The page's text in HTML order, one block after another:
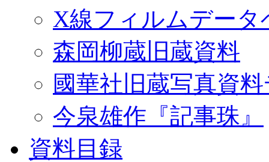
X線フィルムデータ
森岡柳蔵旧蔵資料
國華社旧蔵写真資
今泉雄作『記事珠』
資料目録